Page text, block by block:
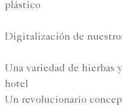
plástico
Digitalización de
Una variedad de hierbas
hotel
Un revolucionario